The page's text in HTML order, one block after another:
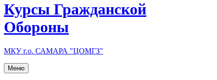
Курсы Гражданской
Обороны
МКУ г.о. САМАРА "ЦОМГЗ"
Меню